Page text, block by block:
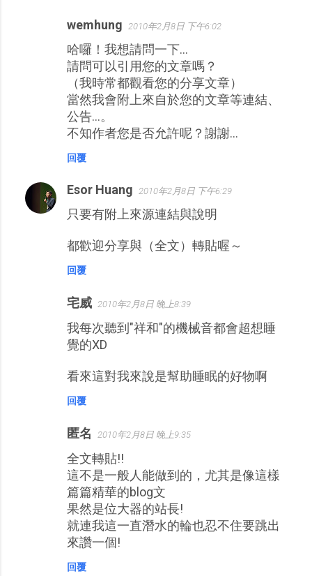
wemhung 2010年2月8日 下午6:02
哈囉！我想請問一下…
請問可以引用您的文章嗎？
（我時常都觀看您的分享文章）
當然我會附上來自於您的文章等連結、
公告…。
不知作者您是否允許呢？謝謝…
回覆
Esor Huang 2010年2月8日 下午6:29
只要有附上來源連結與說明
都歡迎分享與（全文）轉貼喔～
回覆
宅威 2010年2月8日 晚上8:39
我每次聽到"祥和"的機械音都會超想睡
覺的XD
看來這對我來說是幫助睡眠的好物啊
回覆
匿名 2010年2月8日 晚上9:35
全文轉貼!!
這不是一般人能做到的，尤其是像這樣
篇篇精華的blog文
果然是位大器的站長!
就連我這一直潛水的輪也忍不住要跳出
來讚一個!
回覆